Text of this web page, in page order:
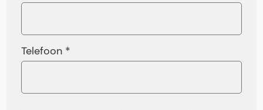
Telefoon *